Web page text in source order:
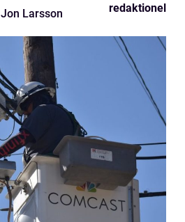
Jon Larsson redaktionel